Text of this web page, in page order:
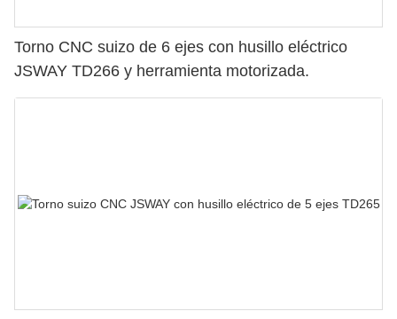
Torno CNC suizo de 6 ejes con husillo eléctrico
JSWAY TD266 y herramienta motorizada.